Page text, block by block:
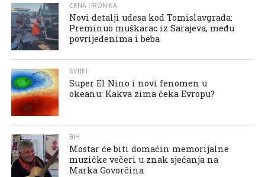
CRNA HRONIKA
Novi detalji udesa kod Tomislavgrada:
Preminuo muškarac iz Sarajeva, među
povrijeđenima i beba
SVIJET
Super El Nino i novi fenomen u
okeanu: Kakva zima čeka Evropu?
BIH
Mostar će biti domaćin memorijalne
muzičke večeri u znak sjećanja na
Marka Govorčina